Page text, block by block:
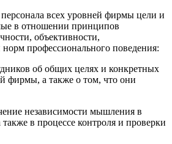
персонала всех уровней фирмы цели и
в отношении принципов
объективности,
профессионального поведения:
об общих целях и конкретных
фирмы, а также о том, что они
независимости мышления в
в процессе контроля и проверки